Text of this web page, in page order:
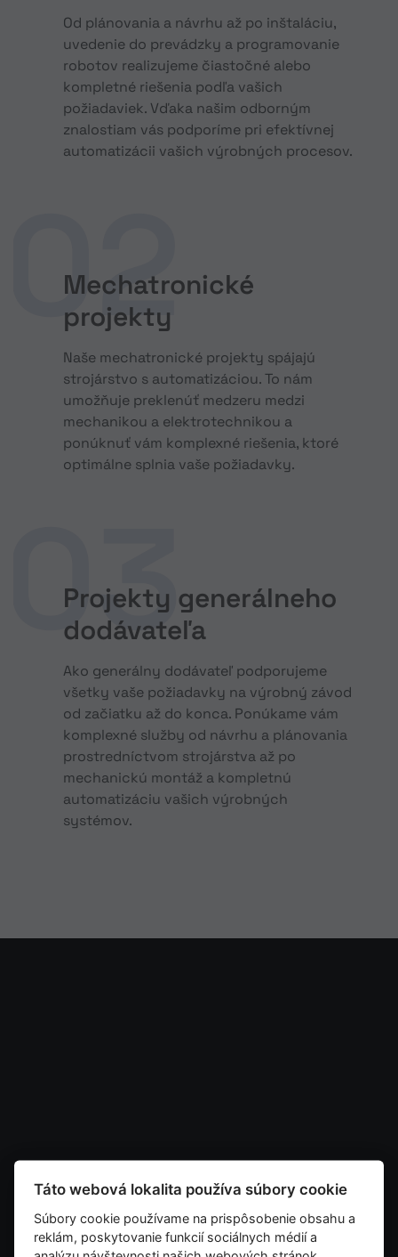
Od plánovania a návrhu až po inštaláciu,
uvedenie do prevádzky a programovanie
robotov realizujeme čiastočné alebo
kompletné riešenia podľa vašich
požiadaviek. Vďaka našim odborným
znalostiam vás podporíme pri efektívnej
automatizácii vašich výrobných procesov.
Mechatronické
projekty
Naše mechatronické projekty spájajú
strojárstvo s automatizáciou. To nám
umožňuje preklenúť medzeru medzi
mechanikou a elektrotechnikou a
ponúknuť vám komplexné riešenia, ktoré
optimálne splnia vaše požiadavky.
Projekty generálneho
dodávateľa
Ako generálny dodávateľ podporujeme
všetky vaše požiadavky na výrobný závod
od začiatku až do konca. Ponúkame vám
komplexné služby od návrhu a plánovania
prostredníctvom strojárstva až po
mechanickú montáž a kompletnú
automatizáciu vašich výrobných
systémov.
Táto webová lokalita používa súbory cookie
Súbory cookie používame na prispôsobenie obsahu a
reklám, poskytovanie funkcií sociálnych médií a